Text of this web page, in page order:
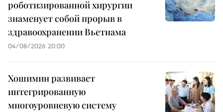
роботизированной хирургии
знаменует собой прорыв в
здравоохранении Вьетнама
04/08/2026 20:00
Хошимин развивает
интегрированную
многоуровневую систему